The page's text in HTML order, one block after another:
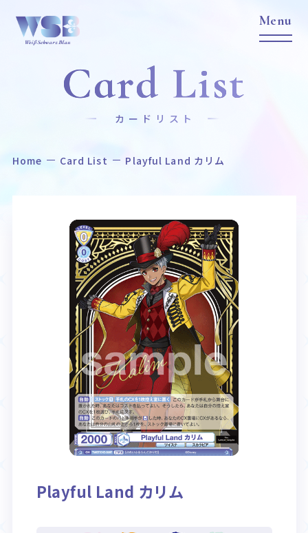
Home News
作品タイトル 商品情報
Event
イベント
Card List
カードリスト
Rule / Q&A
ルール/Q&A
Deck Recipe
デッキレシピ
Card List
カードリスト
Home Card List Playful Land カリム
Playful Land カリム